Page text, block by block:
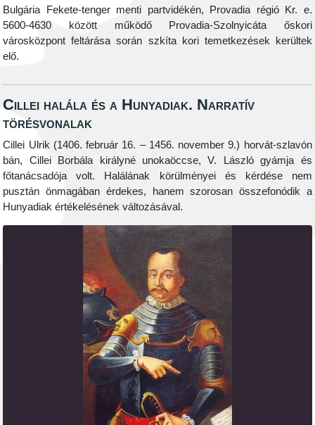
Bulgária Fekete-tenger menti partvidékén, Provadia régió Kr. e.
5600-4630 között működő Provadia-Szolnyicáta őskori
városközpont feltárása során szkíta kori temetkezések kerültek
elő.
Cillei halála és a Hunyadiak. Narratív
törésvonalak
Cillei Ulrik (1406. február 16. – 1456. november 9.) horvát-szlavón
bán, Cillei Borbála királyné unokaöccse, V. László gyámja és
főtanácsadója volt. Halálának körülményei és kérdése nem
pusztán önmagában érdekes, hanem szorosan összefonódik a
Hunyadiak értékelésének változásával.